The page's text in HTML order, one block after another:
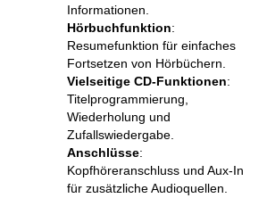
Informationen.
Hörbuchfunktion:
Resumefunktion für einfaches
Fortsetzen von Hörbüchern.
Vielseitige CD-Funktionen:
Titelprogrammierung,
Wiederholung und
Zufallswiedergabe.
Anschlüsse:
Kopfhöreranschluss und Aux-In
für zusätzliche Audioquellen.